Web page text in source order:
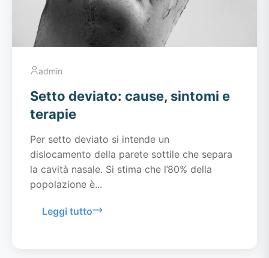
admin
Setto deviato: cause, sintomi e
terapie
Per setto deviato si intende un
dislocamento della parete sottile che separa
la cavità nasale. Si stima che l’80% della
popolazione è...
Leggi tutto